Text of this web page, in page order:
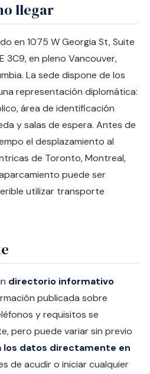
llegar
en 1075 W Georgia St, Suite
3C9, en pleno Vancouver,
La sede dispone de los
representación diplomática:
área de identificación
y salas de espera. Antes de
el desplazamiento al
de Toronto, Montreal,
puede ser
utilizar transporte
directorio informativo
publicada sobre
y requisitos se
pero puede variar sin previo
los datos directamente en
de acudir o iniciar cualquier